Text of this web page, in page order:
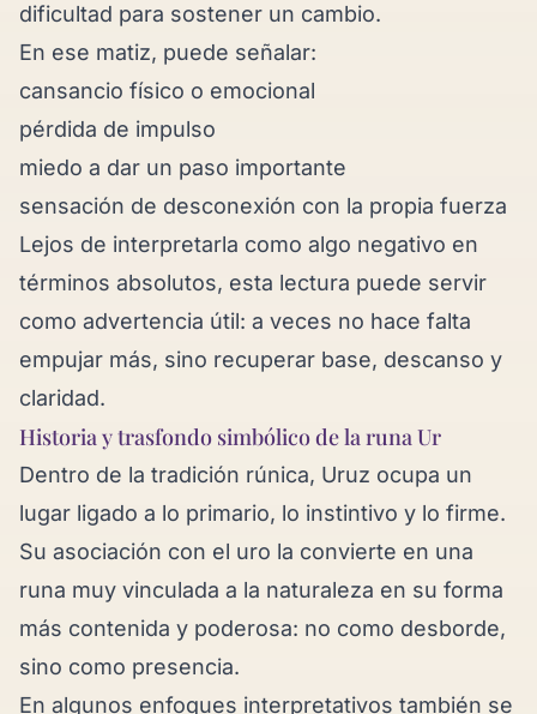
dificultad para sostener un cambio.
En ese matiz, puede señalar:
cansancio físico o emocional
pérdida de impulso
miedo a dar un paso importante
sensación de desconexión con la propia fuerza
Lejos de interpretarla como algo negativo en
términos absolutos, esta lectura puede servir
como advertencia útil: a veces no hace falta
empujar más, sino recuperar base, descanso y
claridad.
Historia y trasfondo simbólico de la runa Ur
Dentro de la tradición rúnica, Uruz ocupa un
lugar ligado a lo primario, lo instintivo y lo firme.
Su asociación con el uro la convierte en una
runa muy vinculada a la naturaleza en su forma
más contenida y poderosa: no como desborde,
sino como presencia.
En algunos enfoques interpretativos también se